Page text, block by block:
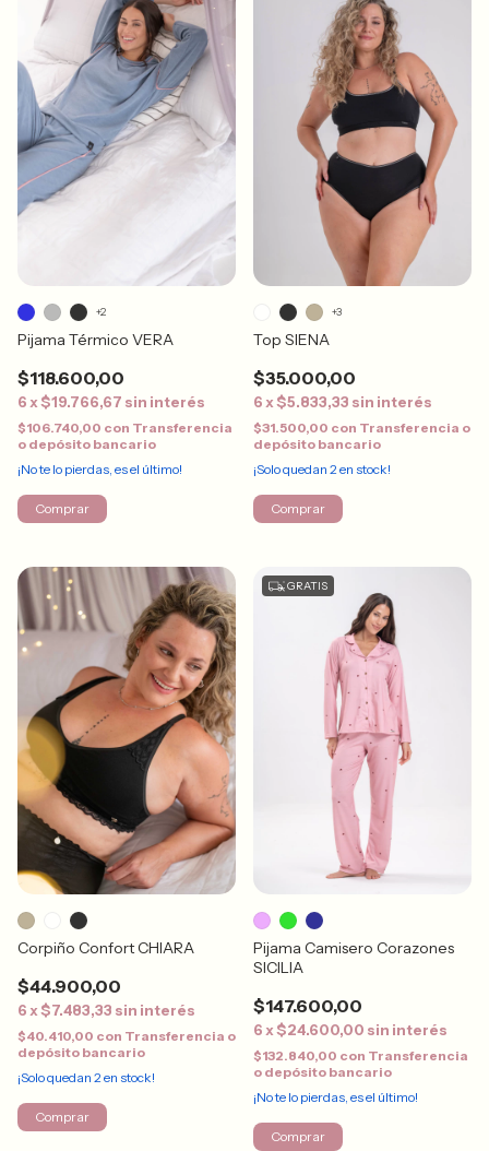
Pijama Térmico VERA
$118.600,00
6x$19.766,67 sin interés
$106.740,00 con Transferencia
o depósito bancario
¡No te lo pierdas, es el último!
+2
Comprar
Top SIENA
$35.000,00
6x$5.833,33 sin interés
$31.500,00 con Transferencia o
depósito bancario
¡Solo quedan 2en stock!
+3
Comprar
Corpiño Confort CHIARA
$44.900,00
6x$7.483,33 sin interés
$40.410,00 con Transferencia o
depósito bancario
¡Solo quedan 2en stock!
Comprar
GRATIS
Pijama Camisero Corazones
SICILIA
$147.600,00
6x$24.600,00 sin interés
$132.840,00 con Transferencia
o depósito bancario
¡No te lo pierdas, es el último!
Comprar